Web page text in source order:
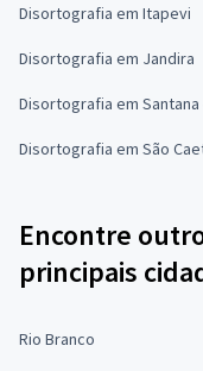
Disortografia em Itapevi
Disortografia em Jandira
Disortografia em Santana
Disortografia em São
Encontre
principais
Rio Branco